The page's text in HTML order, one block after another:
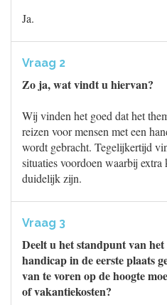
Ja.
Vraag 2
Zo ja, wat vindt u hiervan?
Wij vinden het goed dat het
reizen voor mensen met een
wordt gebracht. Tegelijkertijd
situaties voordoen waarbij
duidelijk zijn.
Vraag 3
Deelt u het standpunt van
handicap in de eerste plaats
van te voren op de hoogte
of vakantiekosten?